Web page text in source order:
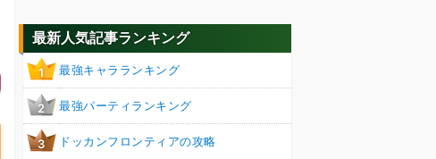
最新人気記事ランキング
1 最強キャラランキング
2 最強パーティランキング
3 ドッカンフロンティアの攻略